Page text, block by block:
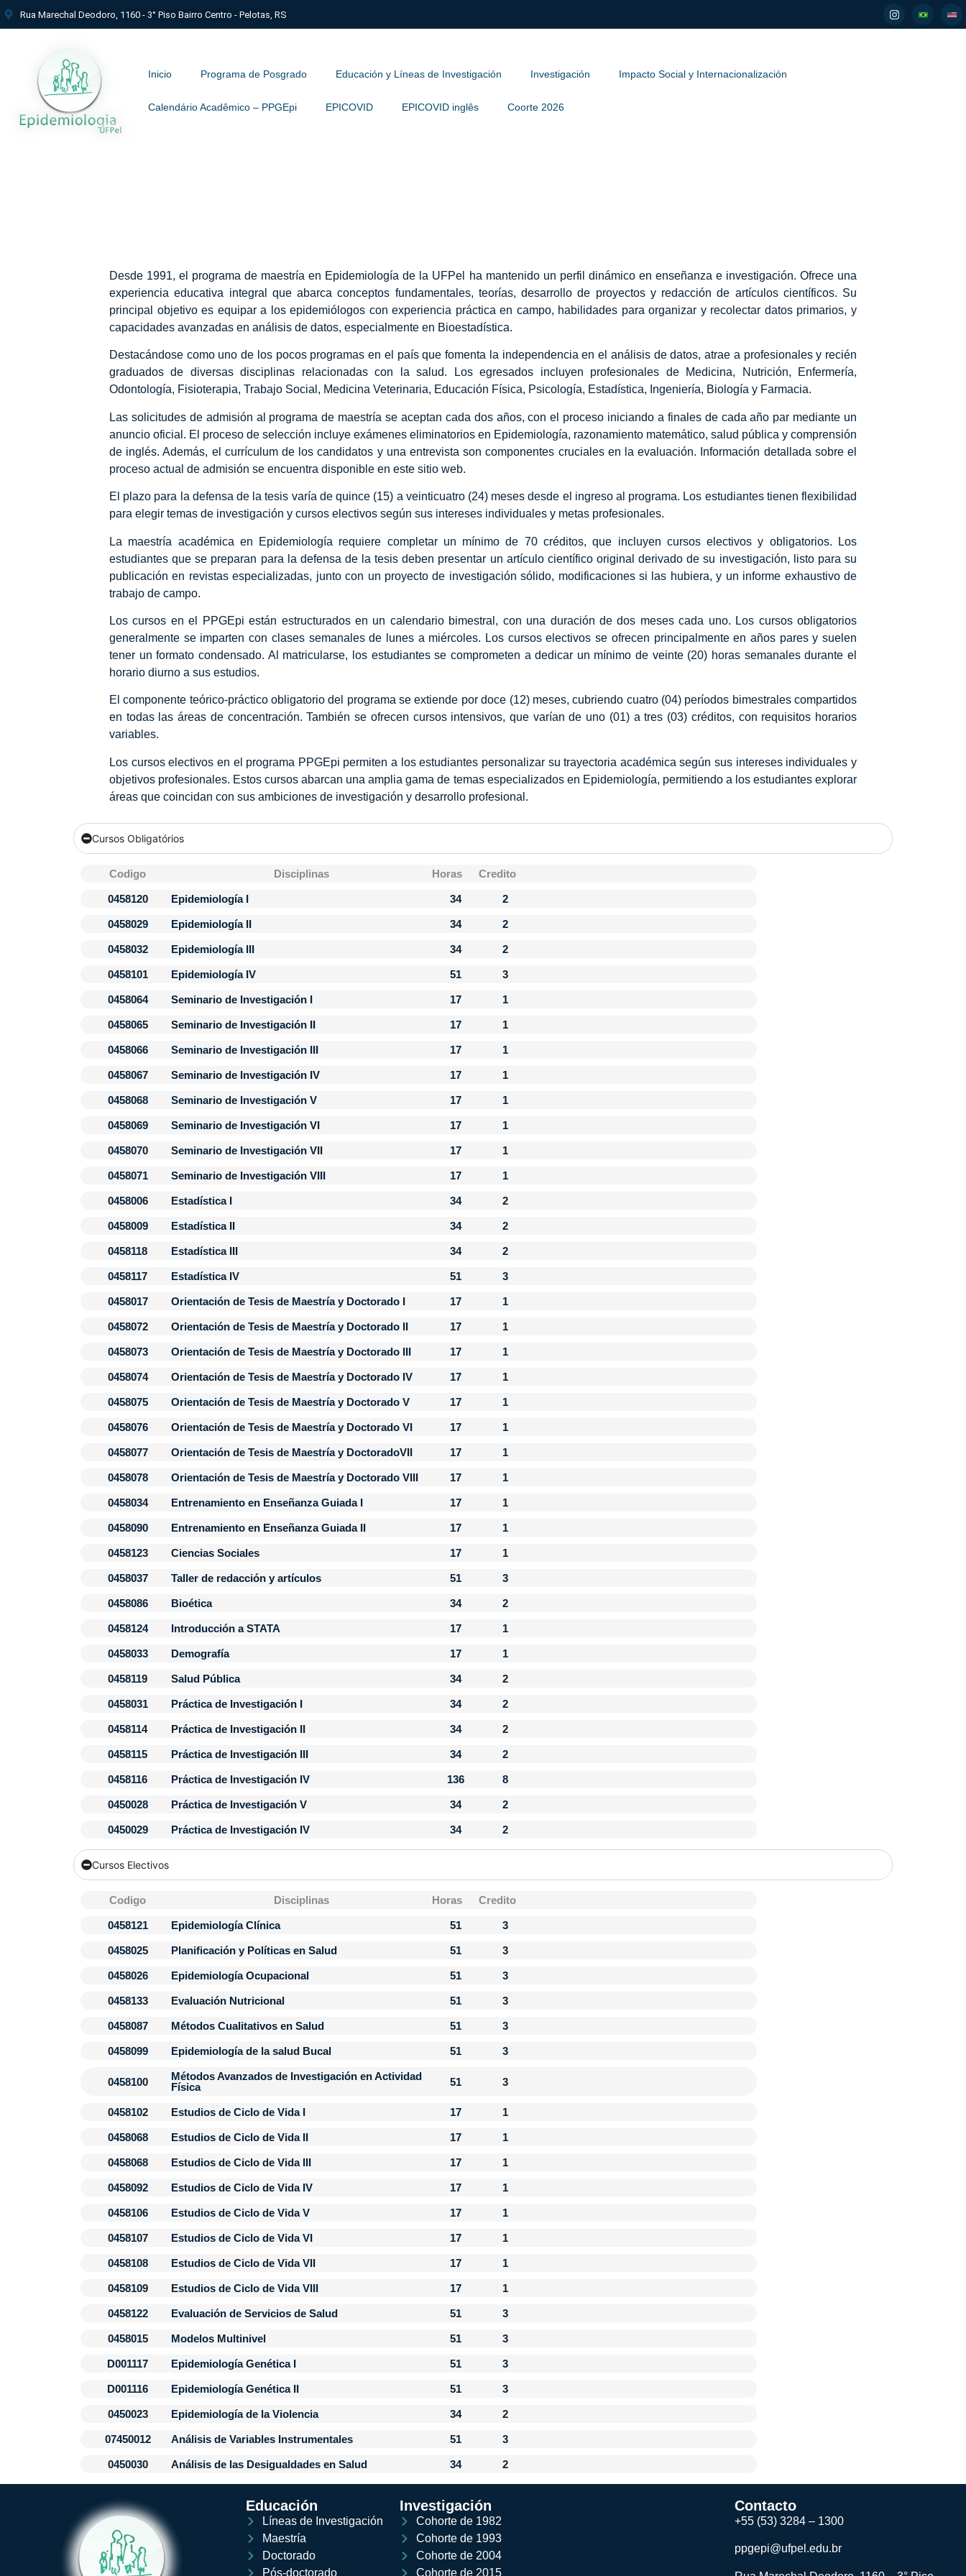
Rua Marechal Deodoro, 1160 - 3° Piso Bairro Centro - Pelotas, RS
Inicio Programa de Posgrado Educación y Líneas de Investigación Investigación Impacto Social y Internacionalización
Calendário Acadêmico – PPGEpi​ EPICOVID EPICOVID inglês Coorte 2026
Desde 1991, el programa de maestría en Epidemiología de la UFPel ha mantenido un perfil dinámico en enseñanza e investigación. Ofrece una
experiencia educativa integral que abarca conceptos fundamentales, teorías, desarrollo de proyectos y redacción de artículos científicos. Su
principal objetivo es equipar a los epidemiólogos con experiencia práctica en campo, habilidades para organizar y recolectar datos primarios, y
capacidades avanzadas en análisis de datos, especialmente en Bioestadística.
Destacándose como uno de los pocos programas en el país que fomenta la independencia en el análisis de datos, atrae a profesionales y recién
graduados de diversas disciplinas relacionadas con la salud. Los egresados incluyen profesionales de Medicina, Nutrición, Enfermería,
Odontología, Fisioterapia, Trabajo Social, Medicina Veterinaria, Educación Física, Psicología, Estadística, Ingeniería, Biología y Farmacia.
Las solicitudes de admisión al programa de maestría se aceptan cada dos años, con el proceso iniciando a finales de cada año par mediante un
anuncio oficial. El proceso de selección incluye exámenes eliminatorios en Epidemiología, razonamiento matemático, salud pública y comprensión
de inglés. Además, el currículum de los candidatos y una entrevista son componentes cruciales en la evaluación. Información detallada sobre el
proceso actual de admisión se encuentra disponible en este sitio web.
El plazo para la defensa de la tesis varía de quince (15) a veinticuatro (24) meses desde el ingreso al programa. Los estudiantes tienen flexibilidad
para elegir temas de investigación y cursos electivos según sus intereses individuales y metas profesionales.
La maestría académica en Epidemiología requiere completar un mínimo de 70 créditos, que incluyen cursos electivos y obligatorios. Los
estudiantes que se preparan para la defensa de la tesis deben presentar un artículo científico original derivado de su investigación, listo para su
publicación en revistas especializadas, junto con un proyecto de investigación sólido, modificaciones si las hubiera, y un informe exhaustivo de
trabajo de campo.
Los cursos en el PPGEpi están estructurados en un calendario bimestral, con una duración de dos meses cada uno. Los cursos obligatorios
generalmente se imparten con clases semanales de lunes a miércoles. Los cursos electivos se ofrecen principalmente en años pares y suelen
tener un formato condensado. Al matricularse, los estudiantes se comprometen a dedicar un mínimo de veinte (20) horas semanales durante el
horario diurno a sus estudios.
El componente teórico-práctico obligatorio del programa se extiende por doce (12) meses, cubriendo cuatro (04) períodos bimestrales compartidos
en todas las áreas de concentración. También se ofrecen cursos intensivos, que varían de uno (01) a tres (03) créditos, con requisitos horarios
variables.
Los cursos electivos en el programa PPGEpi permiten a los estudiantes personalizar su trayectoria académica según sus intereses individuales y
objetivos profesionales. Estos cursos abarcan una amplia gama de temas especializados en Epidemiología, permitiendo a los estudiantes explorar
áreas que coincidan con sus ambiciones de investigación y desarrollo profesional.
Cursos Obligatórios
Codigo Disciplinas Horas Credito
0458120 Epidemiología I 34 2
0458029 Epidemiología II 34 2
0458032 Epidemiología III 34 2
0458101 Epidemiología IV 51 3
0458064 Seminario de Investigación I 17 1
0458065 Seminario de Investigación II 17 1
0458066 Seminario de Investigación III 17 1
0458067 Seminario de Investigación IV 17 1
0458068 Seminario de Investigación V 17 1
0458069 Seminario de Investigación VI 17 1
0458070 Seminario de Investigación VII 17 1
0458071 Seminario de Investigación VIII 17 1
0458006 Estadística I 34 2
0458009 Estadística II 34 2
0458118 Estadística III 34 2
0458117 Estadística IV 51 3
0458017 Orientación de Tesis de Maestría y Doctorado I 17 1
0458072 Orientación de Tesis de Maestría y Doctorado II 17 1
0458073 Orientación de Tesis de Maestría y Doctorado III 17 1
0458074 Orientación de Tesis de Maestría y Doctorado IV 17 1
0458075 Orientación de Tesis de Maestría y Doctorado V 17 1
0458076 Orientación de Tesis de Maestría y Doctorado VI 17 1
0458077 Orientación de Tesis de Maestría y DoctoradoVII 17 1
0458078 Orientación de Tesis de Maestría y Doctorado VIII 17 1
0458034 Entrenamiento en Enseñanza Guiada I 17 1
0458090 Entrenamiento en Enseñanza Guiada II 17 1
0458123 Ciencias Sociales 17 1
0458037 Taller de redacción y artículos 51 3
0458086 Bioética 34 2
0458124 Introducción a STATA 17 1
0458033 Demografía 17 1
0458119 Salud Pública 34 2
0458031 Práctica de Investigación I 34 2
0458114 Práctica de Investigación II 34 2
0458115 Práctica de Investigación III 34 2
0458116 Práctica de Investigación IV 136 8
0450028 Práctica de Investigación V 34 2
0450029 Práctica de Investigación IV 34 2
Cursos Electivos
Codigo Disciplinas Horas Credito
0458121 Epidemiología Clínica 51 3
0458025 Planificación y Políticas en Salud 51 3
0458026 Epidemiología Ocupacional 51 3
0458133 Evaluación Nutricional 51 3
0458087 Métodos Cualitativos en Salud 51 3
0458099 Epidemiología de la salud Bucal 51 3
0458100
Métodos Avanzados de Investigación en Actividad
Física
51 3
0458102 Estudios de Ciclo de Vida I 17 1
0458068 Estudios de Ciclo de Vida II 17 1
0458068 Estudios de Ciclo de Vida III 17 1
0458092 Estudios de Ciclo de Vida IV 17 1
0458106 Estudios de Ciclo de Vida V 17 1
0458107 Estudios de Ciclo de Vida VI 17 1
0458108 Estudios de Ciclo de Vida VII 17 1
0458109 Estudios de Ciclo de Vida VIII 17 1
0458122 Evaluación de Servicios de Salud 51 3
0458015 Modelos Multinivel 51 3
D001117 Epidemiología Genética I 51 3
D001116 Epidemiología Genética II 51 3
0450023 Epidemiología de la Violencia 34 2
07450012 Análisis de Variables Instrumentales 51 3
0450030 Análisis de las Desigualdades en Salud 34 2
Educación
Líneas de Investigación
Maestría
Doctorado
Pós-doctorado
Investigación
Cohorte de 1982
Cohorte de 1993
Cohorte de 2004
Cohorte de 2015
Contacto
+55 (53) 3284 – 1300
ppgepi@ufpel.edu.br